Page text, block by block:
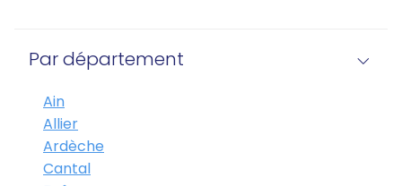
Par département
Ain
Allier
Ardèche
Cantal